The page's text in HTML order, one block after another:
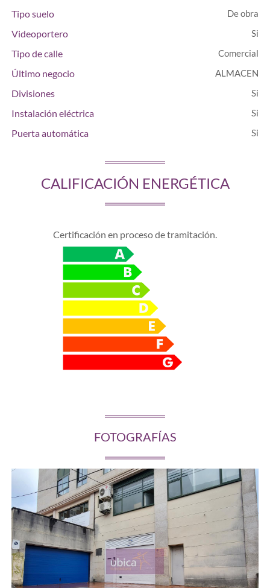
Tipo suelo
De obra
Videoportero
Tipo de calle
Comercial
Último negocio ALMACEN
Divisiones
Instalación eléctrica
Puerta automática
CALIFICACIÓN ENERGÉTICA
Certificación en proceso de tramitación.
FOTOGRAFÍAS